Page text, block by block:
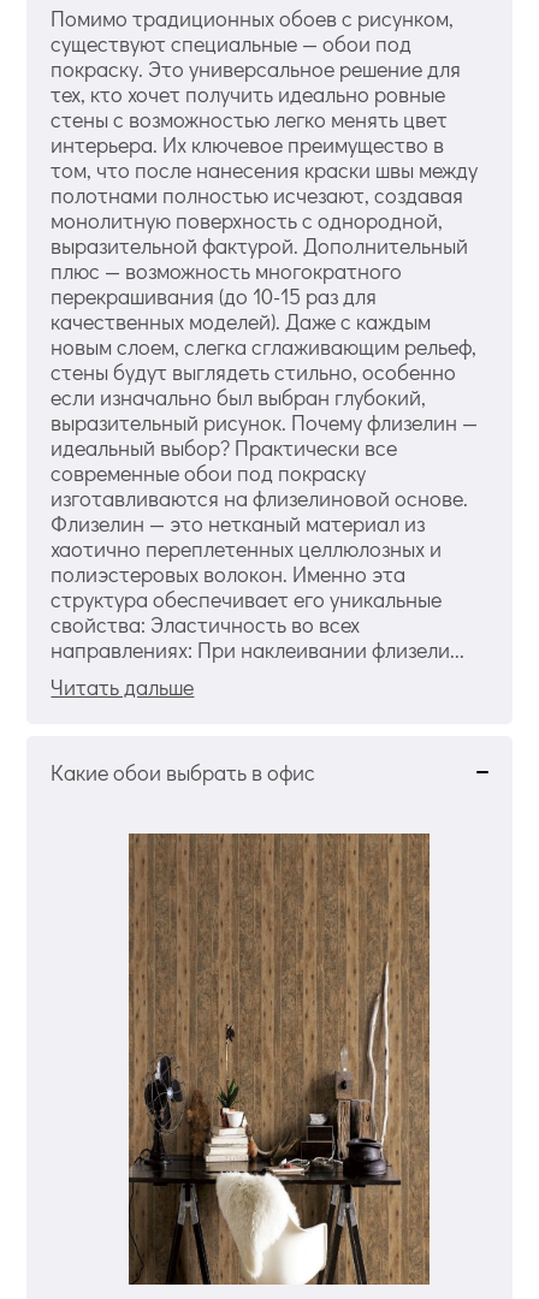
Помимо традиционных обоев с рисунком,
существуют специальные — обои под
покраску. Это универсальное решение для
тех, кто хочет получить идеально ровные
стены с возможностью легко менять цвет
интерьера. Их ключевое преимущество в
том, что после нанесения краски швы между
полотнами полностью исчезают, создавая
монолитную поверхность с однородной,
выразительной фактурой. Дополнительный
плюс — возможность многократного
перекрашивания (до 10-15 раз для
качественных моделей). Даже с каждым
новым слоем, слегка сглаживающим рельеф,
стены будут выглядеть стильно, особенно
если изначально был выбран глубокий,
выразительный рисунок. Почему флизелин —
идеальный выбор? Практически все
современные обои под покраску
изготавливаются на флизелиновой основе.
Флизелин — это нетканый материал из
хаотично переплетенных целлюлозных и
полиэстеровых волокон. Именно эта
структура обеспечивает его уникальные
свойства: Эластичность во всех
направлениях: При наклеивании флизели...
Читать дальше
Какие обои выбрать в офис